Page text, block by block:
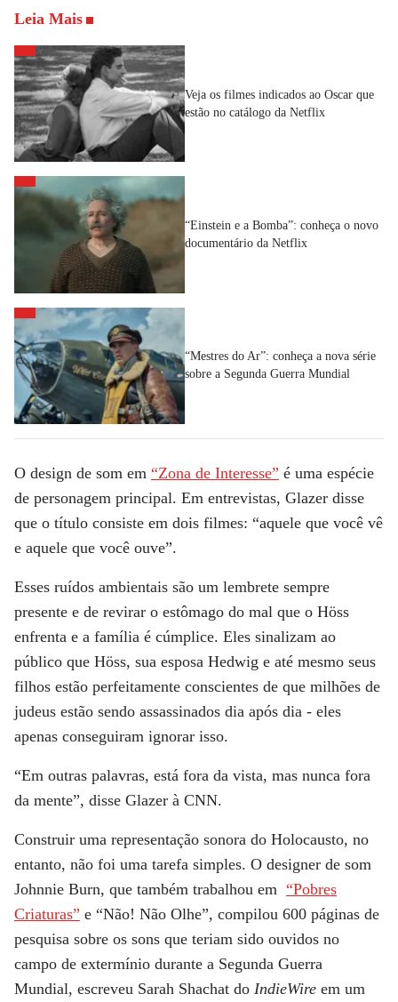
Leia Mais
Veja os filmes indicados ao Oscar que
estão no catálogo da Netflix
“Einstein e a Bomba”: conheça o novo
documentário da Netflix
“Mestres do Ar”: conheça a nova série
sobre a Segunda Guerra Mundial
O design de som em “Zona de Interesse” é uma espécie
de personagem principal. Em entrevistas, Glazer disse
que o título consiste em dois filmes: “aquele que você vê
e aquele que você ouve”.
Esses ruídos ambientais são um lembrete sempre
presente e de revirar o estômago do mal que o Höss
enfrenta e a família é cúmplice. Eles sinalizam ao
público que Höss, sua esposa Hedwig e até mesmo seus
filhos estão perfeitamente conscientes de que milhões de
judeus estão sendo assassinados dia após dia - eles
apenas conseguiram ignorar isso.
“Em outras palavras, está fora da vista, mas nunca fora
da mente”, disse Glazer à CNN.
Construir uma representação sonora do Holocausto, no
entanto, não foi uma tarefa simples. O designer de som
Johnnie Burn, que também trabalhou em “Pobres
Criaturas” e “Não! Não Olhe”, compilou 600 páginas de
pesquisa sobre os sons que teriam sido ouvidos no
campo de extermínio durante a Segunda Guerra
Mundial, escreveu Sarah Shachat do IndieWire em um